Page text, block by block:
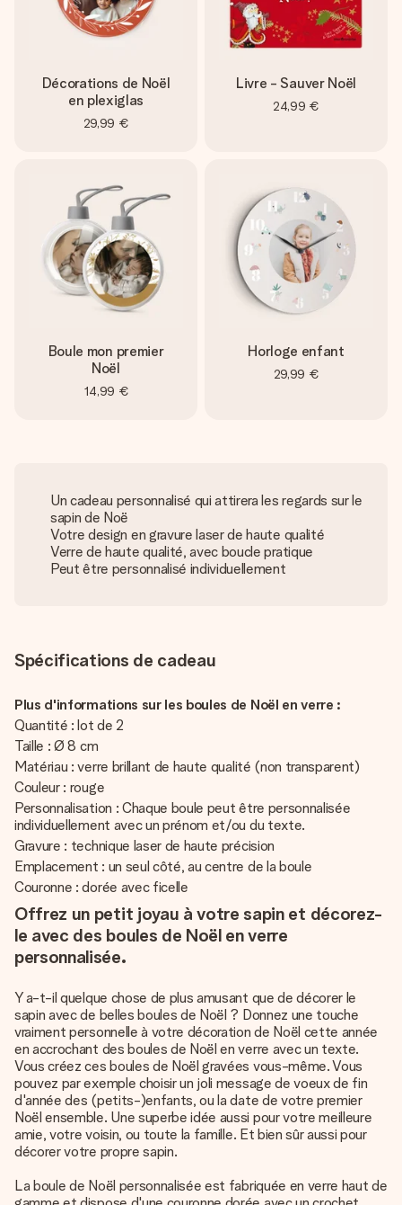
Décorations de Noël
en plexiglas
29,99 €
Livre - Sauver Noël
24,99 €
Boule mon premier
Noël
14,99 €
Horloge enfant
29,99 €
Un cadeau personnalisé qui attirera les regards sur le
sapin de Noë
Votre design en gravure laser de haute qualité
Verre de haute qualité, avec boucle pratique
Peut être personnalisé individuellement
Spécifications de cadeau
Plus d'informations sur les boules de Noël en verre :
Quantité : lot de 2
Taille : Ø 8 cm
Matériau : verre brillant de haute qualité (non transparent)
Couleur : rouge
Personnalisation : Chaque boule peut être personnalisée
individuellement avec un prénom et/ou du texte.
Gravure : technique laser de haute précision
Emplacement : un seul côté, au centre de la boule
Couronne : dorée avec ficelle
Offrez un petit joyau à votre sapin et décorez-
le avec des boules de Noël en verre
personnalisée.
Y a-t-il quelque chose de plus amusant que de décorer le
sapin avec de belles boules de Noël ? Donnez une touche
vraiment personnelle à votre décoration de Noël cette année
en accrochant des boules de Noël en verre avec un texte.
Vous créez ces boules de Noël gravées vous-même. Vous
pouvez par exemple choisir un joli message de voeux de fin
d'année des (petits-)enfants, ou la date de votre premier
Noël ensemble. Une superbe idée aussi pour votre meilleure
amie, votre voisin, ou toute la famille. Et bien sûr aussi pour
décorer votre propre sapin.
La boule de Noël personnalisée est fabriquée en verre haut de